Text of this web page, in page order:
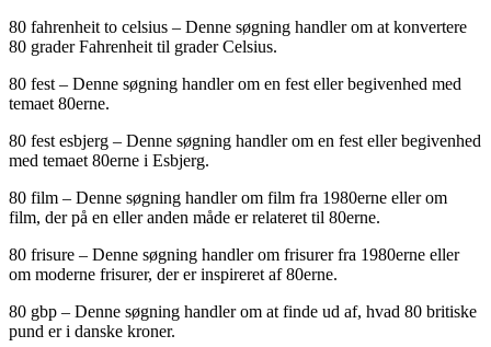
80 fahrenheit to celsius – Denne søgning handler om at konvertere
80 grader Fahrenheit til grader Celsius.
80 fest – Denne søgning handler om en fest eller begivenhed med
temaet 80erne.
80 fest esbjerg – Denne søgning handler om en fest eller begivenhed
med temaet 80erne i Esbjerg.
80 film – Denne søgning handler om film fra 1980erne eller om
film, der på en eller anden måde er relateret til 80erne.
80 frisure – Denne søgning handler om frisurer fra 1980erne eller
om moderne frisurer, der er inspireret af 80erne.
80 gbp – Denne søgning handler om at finde ud af, hvad 80 britiske
pund er i danske kroner.